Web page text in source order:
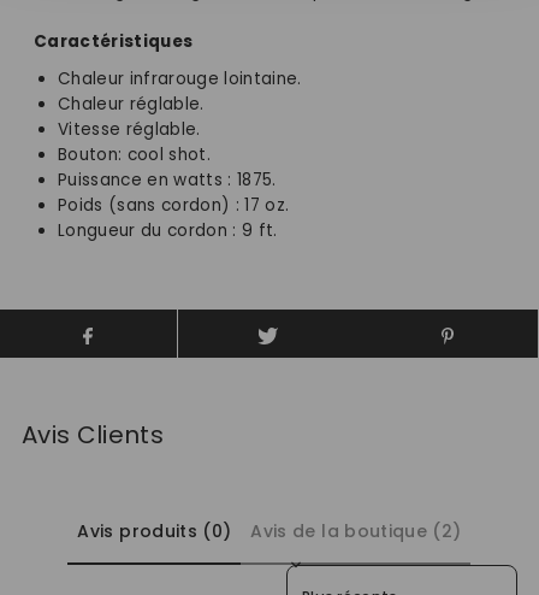
Caractéristiques
Chaleur infrarouge lointaine.
Chaleur réglable.
Vitesse réglable.
Bouton: cool shot.
Puissance en watts : 1875.
Poids (sans cordon) : 17 oz.
Longueur du cordon : 9 ft.
Avis Clients
Avis produits (0) Avis de la boutique (2)
Sort reviews by